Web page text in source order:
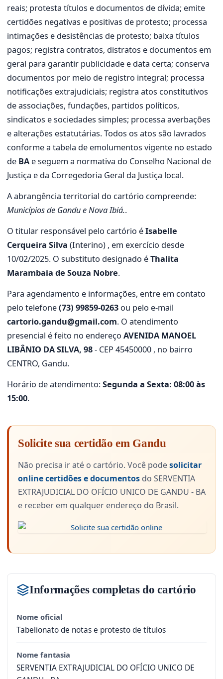
reais; protesta títulos e documentos de dívida; emite
certidões negativas e positivas de protesto; processa
intimações e desistências de protesto; baixa títulos
pagos; registra contratos, distratos e documentos em
geral para garantir publicidade e data certa; conserva
documentos por meio de registro integral; processa
notificações extrajudiciais; registra atos constitutivos
de associações, fundações, partidos políticos,
sindicatos e sociedades simples; processa averbações
e alterações estatutárias. Todos os atos são lavrados
conforme a tabela de emolumentos vigente no estado
de BA e seguem a normativa do Conselho Nacional de
Justiça e da Corregedoria Geral da Justiça local.
A abrangência territorial do cartório compreende:
Municípios de Gandu e Nova Ibiá..
O titular responsável pelo cartório éIsabelle
Cerqueira Silva (Interino) , em exercício desde
10/02/2025. O substituto designado éThalita
Marambaia de Souza Nobre.
Para agendamento e informações, entre em contato
pelo telefone(73) 99859-0263 ou pelo e-mail
cartorio.gandu@gmail.com. O atendimento
presencial é feito no endereço AVENIDA MANOEL
LIBÂNIO DA SILVA, 98- CEP 45450000 , no bairro
CENTRO, Gandu.
Horário de atendimento:Segunda a Sexta: 08:00 às
15:00.
Solicite sua certidão em Gandu
Não precisa ir até o cartório. Você podesolicitar
online certidões e documentos do SERVENTIA
EXTRAJUDICIAL DO OFÍCIO UNICO DE GANDU - BA
e receber em qualquer endereço do Brasil.
Informações completas do cartório
Nome oficial
Tabelionato de notas e protesto de títulos
Nome fantasia
SERVENTIA EXTRAJUDICIAL DO OFÍCIO UNICO DE